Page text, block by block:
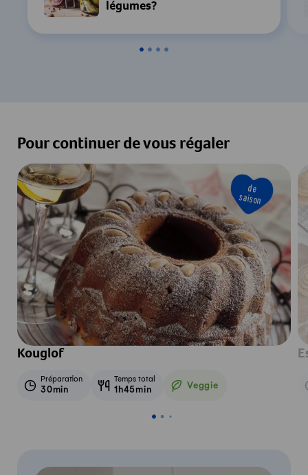
Accepter & Afficher
légumes?
Pour continuer de vous régaler
de
saison
Kouglof
Préparation
30min
Temps total
1h45min Veggie
Veggie